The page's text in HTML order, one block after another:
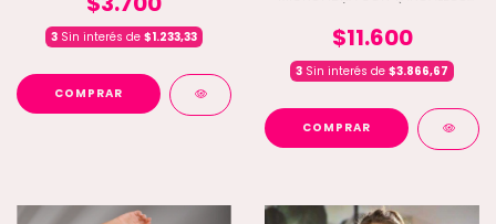
3 Sin interés de $1.233,33
COMPRAR
$11.600
3 Sin interés de $3.866,67
COMPRAR